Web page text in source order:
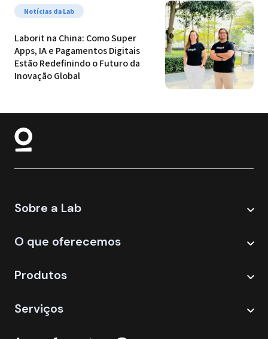
Notícias da Lab
Laborit na China: Como Super
Apps, IA e Pagamentos Digitais
Estão Redefinindo o Futuro da
Inovação Global
Sobre a Lab
O que oferecemos
Produtos
Serviços